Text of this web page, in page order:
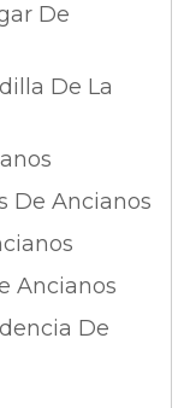
De
De La
De Ancianos
Ancianos
De